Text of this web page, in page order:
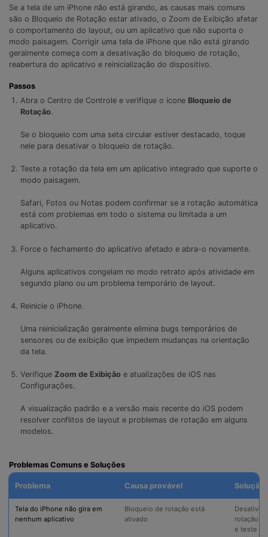
Ver Todos Os Aplicativos
Gerenciador de dados
Reparar Celular
Proteção do celular
Encontre Mais Soluções
Se a tela de um iPhone não está girando, as causas mais comuns
são o Bloqueio de Rotação estar ativado, o Zoom de Exibição afetar
o comportamento do layout, ou um aplicativo que não suporta o
modo paisagem. Corrigir uma tela de iPhone que não está girando
geralmente começa com a desativação do bloqueio de rotação,
reabertura do aplicativo e reinicialização do dispositivo.
Passos
Abra o Centro de Controle e verifique o ícone Bloqueio de
Rotação.
Se o bloqueio com uma seta circular estiver destacado, toque
nele para desativar o bloqueio de rotação.
Teste a rotação da tela em um aplicativo integrado que suporte o
modo paisagem.
Safari, Fotos ou Notas podem confirmar se a rotação automática
está com problemas em todo o sistema ou limitada a um
aplicativo.
Force o fechamento do aplicativo afetado e abra-o novamente.
Alguns aplicativos congelam no modo retrato após atividade em
segundo plano ou um problema temporário de layout.
Reinicie o iPhone.
Uma reinicialização geralmente elimina bugs temporários de
sensores ou de exibição que impedem mudanças na orientação
da tela.
Verifique Zoom de Exibiçãoe atualizações de iOS nas
Configurações.
A visualização padrão e a versão mais recente do iOS podem
resolver conflitos de layout e problemas de rotação em alguns
modelos.
Problemas Comuns e Soluções
Problema Causa provável Solução
Tela do iPhone não gira em
nenhum aplicativo
Bloqueio de rotação está
ativado
Desative
rotação
e teste